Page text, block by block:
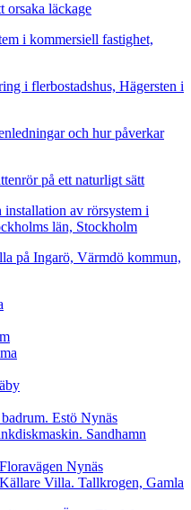
orsaka läckage
i kommersiell fastighet,
i flerbostadshus, Hägersten i
och hur påverkar
på ett naturligt sätt
av rörsystem i
län, Stockholm
på Ingarö, Värmdö kommun,
Estö Nynäs
Sandhamn
Nynäs
Villa. Tallkrogen, Gamla